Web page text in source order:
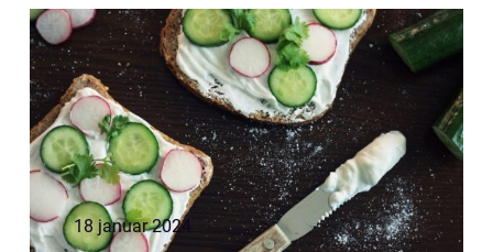
byder på en bred vifte af brunchmuligheder,
de...
18 januar 2024